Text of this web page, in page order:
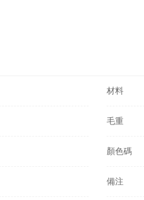
材料
毛重
顏色碼
備注